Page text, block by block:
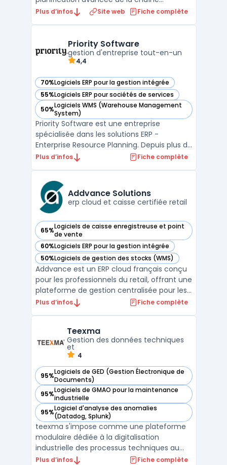
logistique de SAP, intégré au composant
demande, de l'approvisionnement et de la
production au sein d'un environnement u ...
Plus d’infos Site web Fiche complète
Priority Software
gestion d'entreprise tout-en-un
4,4
70%Logiciels ERP pour la gestion intégrée
— voir Priority Software dans cette catégorie
55%Logiciels ERP pour sociétés de services
— voir Priority Software dans cette catégorie
50%Logiciels WMS (Warehouse Management
System)
— voir Priority Software dans cette catégorie
Priority Software est une entreprise
spécialisée dans les solutions ERP -
Enterprise Resource Planning. Depuis plus de
30 ans, elle propose des logiciels de gestion
produits complète et innovante, Priority
Software pe ...
Plus d’infos Fiche complète
Addvance Solutions
erp cloud et caisse certifiée retail
65%Logiciels de caisse enregistreuse et point
de vente
— voir Addvance Solutions dans cette catégorie
60%Logiciels ERP pour la gestion intégrée
— voir Addvance Solutions dans cette catégorie
50%Logiciels de gestion des stocks (WMS)
— voir Addvance Solutions dans cette catégorie
Addvance est un ERP cloud français conçu
pour les professionnels du retail, offrant une
plateforme de gestion centralisée pour les
magasins et les franchises. Ce système de
moderne, de l’encaissement à la gestion
des stock ...
Plus d’infos Fiche complète
Teexma
Gestion des données techniques
et
4
95%Logiciels de GED (Gestion Électronique de
Documents)
— voir Teexma dans cette catégorie
95%Logiciels de GMAO pour la maintenance
industrielle
— voir Teexma dans cette catégorie
95%Logiciel d'analyse des anomalies
(Datadog, Splunk)
— voir Teexma dans cette catégorie
teexma s'impose comme une plateforme
modulaire dédiée à la digitalisation
industrielle des processus techniques au
sein des entreprises de pointe. Cette
Plus d’infos Fiche complète